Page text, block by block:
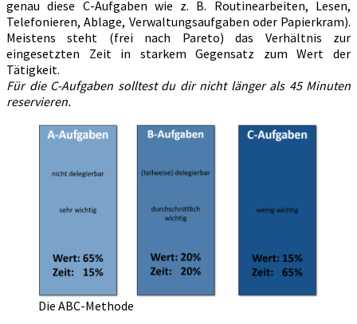
genau diese C-Aufgaben wie z. B. Routinearbeiten, Lesen,
Telefonieren, Ablage, Verwaltungsaufgaben oder Papierkram).
Meistens steht (frei nach Pareto) das Verhältnis zur
eingesetzten Zeit in starkem Gegensatz zum Wert der
Tätigkeit.
Für die C-Aufgaben solltest du dir nicht länger als 45 Minuten
reservieren.
Die ABC-Methode